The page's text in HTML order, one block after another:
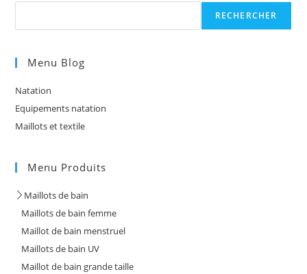
RECHERCHER
Menu Blog
Natation
Equipements natation
Maillots et textile
Menu Produits
Maillots de bain
Maillots de bain femme
Maillot de bain menstruel
Maillots de bain UV
Maillot de bain grande taille